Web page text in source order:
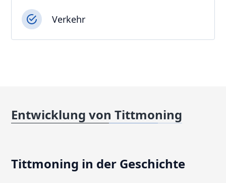
Verkehr
Entwicklung von Tittmoning
Tittmoning in der Geschichte